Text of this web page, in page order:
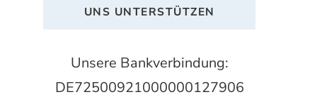
UNS UNTERSTÜTZEN
Unsere Bankverbindung:
DE72500921000000127906